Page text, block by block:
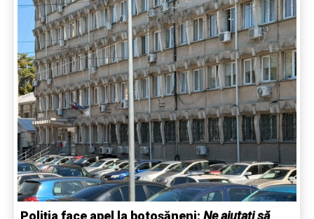
Poliția face apel la botoșăneni: Ne ajutați să